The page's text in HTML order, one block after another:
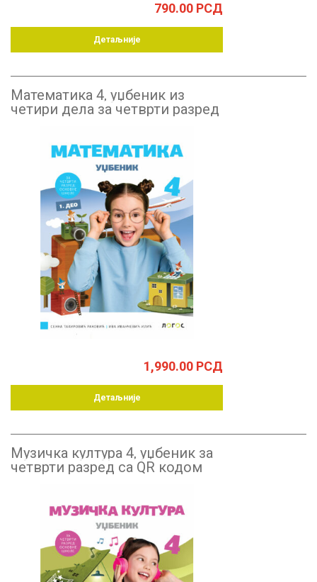
790.00 РСД
Детаљније
Математика 4, уџбеник из
четири дела за четврти разред
1,990.00 РСД
Детаљније
Музичка култура 4, уџбеник за
четврти разред са QR кодом